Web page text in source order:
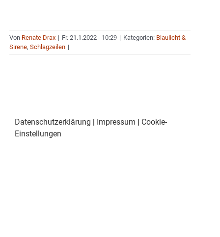
Von Renate Drax | Fr. 21.1.2022 - 10:29 | Kategorien: Blaulicht &
Sirene, Schlagzeilen |
Datenschutzerklärung Impressum
Cookie-
Einstellungen